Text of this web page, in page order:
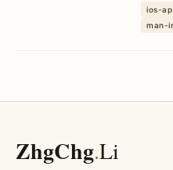
ios-
man-
ZhgChg.Li